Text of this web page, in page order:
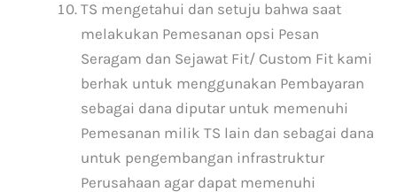
TS mengetahui dan setuju bahwa saat
melakukan Pemesanan opsi Pesan
Seragam dan Sejawat Fit/ Custom Fit kami
berhak untuk menggunakan Pembayaran
sebagai dana diputar untuk memenuhi
Pemesanan milik TS lain dan sebagai dana
untuk pengembangan infrastruktur
Perusahaan agar dapat memenuhi